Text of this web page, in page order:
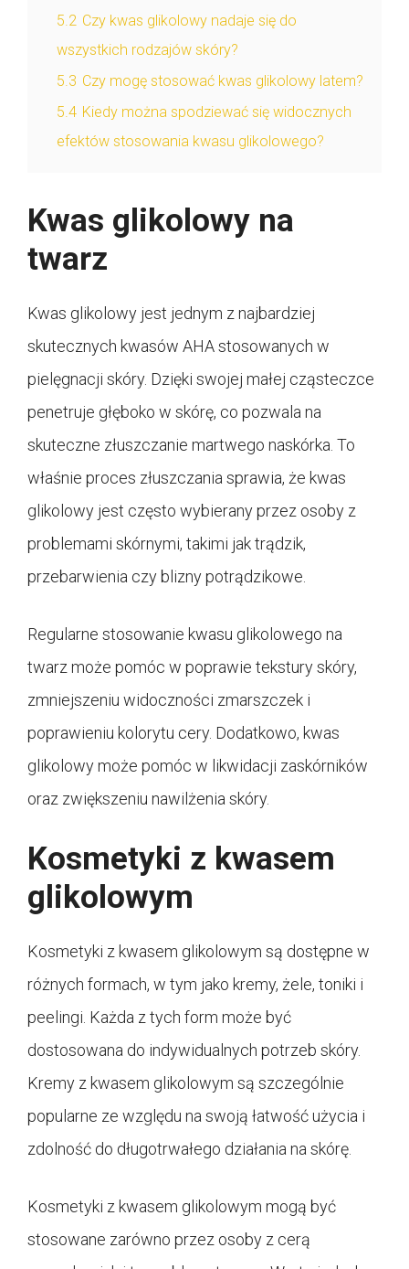
5.2 Czy kwas glikolowy nadaje się do
wszystkich rodzajów skóry?
5.3 Czy mogę stosować kwas glikolowy latem?
5.4 Kiedy można spodziewać się widocznych
efektów stosowania kwasu glikolowego?
Kwas glikolowy na
twarz
Kwas glikolowy jest jednym z najbardziej
skutecznych kwasów AHA stosowanych w
pielęgnacji skóry. Dzięki swojej małej cząsteczce
penetruje głęboko w skórę, co pozwala na
skuteczne złuszczanie martwego naskórka. To
właśnie proces złuszczania sprawia, że kwas
glikolowy jest często wybierany przez osoby z
problemami skórnymi, takimi jak trądzik,
przebarwienia czy blizny potrądzikowe.
Regularne stosowanie kwasu glikolowego na
twarz może pomóc w poprawie tekstury skóry,
zmniejszeniu widoczności zmarszczek i
poprawieniu kolorytu cery. Dodatkowo, kwas
glikolowy może pomóc w likwidacji zaskórników
oraz zwiększeniu nawilżenia skóry.
Kosmetyki z kwasem
glikolowym
Kosmetyki z kwasem glikolowym są dostępne w
różnych formach, w tym jako kremy, żele, toniki i
peelingi. Każda z tych form może być
dostosowana do indywidualnych potrzeb skóry.
Kremy z kwasem glikolowym są szczególnie
popularne ze względu na swoją łatwość użycia i
zdolność do długotrwałego działania na skórę.
Kosmetyki z kwasem glikolowym mogą być
stosowane zarówno przez osoby z cerą